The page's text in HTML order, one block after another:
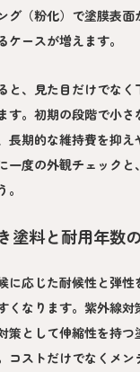
グ（粉化）で塗膜表面
ースが増えます。
と、見た目だけでなく
す。初期の段階で小
長期的な維持費を抑え
一度の外観チェックと
塗料と耐用年数
に応じた耐候性と弾性
くなります。紫外線対
策として伸縮性を持つ
コストだけでなくメ